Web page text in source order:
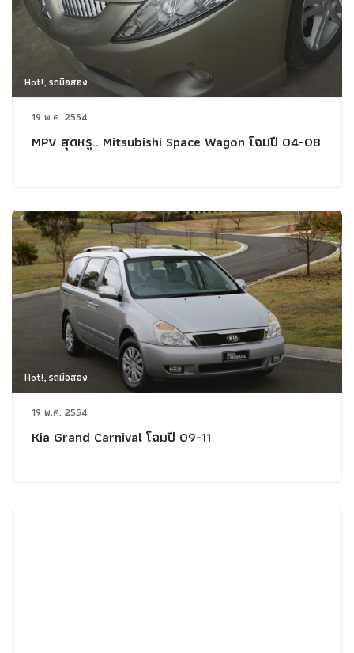
Hot!, รถมือสอง
19 พ.ค. 2554
MPV สุดหรู.. Mitsubishi Space Wagon โฉมปี 04-08
Hot!, รถมือสอง
19 พ.ค. 2554
Kia Grand Carnival โฉมปี 09-11